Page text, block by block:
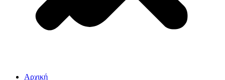
Αρχική